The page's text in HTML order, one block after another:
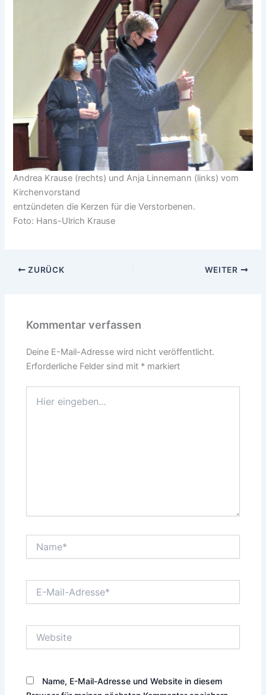
Andrea Krause (rechts) und Anja Linnemann (links) vom
Kirchenvorstand
entzündeten die Kerzen für die Verstorbenen.
Foto: Hans-Ulrich Krause
ZURÜCK WEITER
Kommentar verfassen
Deine E-Mail-Adresse wird nicht veröffentlicht.
Erforderliche Felder sind mit * markiert
eingeben…
Mail-
Name, E-Mail-Adresse und Website in diesem